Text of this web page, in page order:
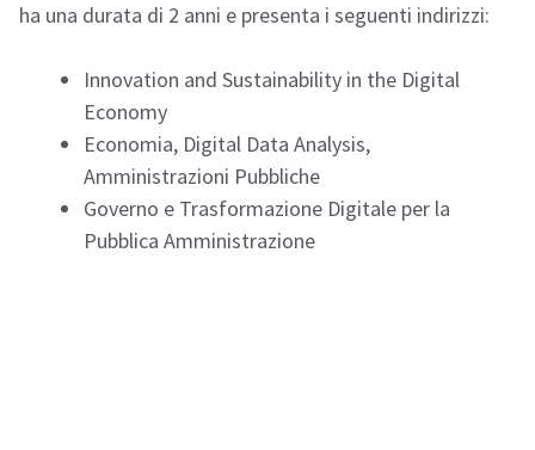
ha una durata di 2 anni e presenta i seguenti indirizzi:
Innovation and Sustainability in the Digital
Economy
Economia, Digital Data Analysis,
Amministrazioni Pubbliche
Governo e Trasformazione Digitale per la
Pubblica Amministrazione